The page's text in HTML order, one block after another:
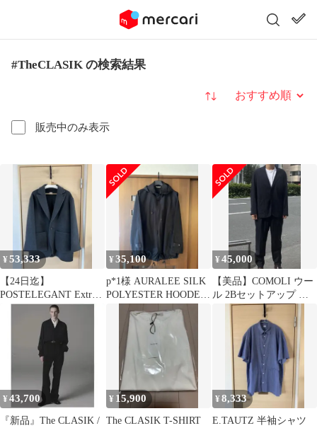
#TheCLASIK の検索結果
販売中のみ表示
並び替え
¥53,333
【24日迄】
POSTELEGANT Extra
Fine Wool Rever
¥35,100
p*1様 AURALEE SILK
POLYESTER HOODED
BLOUS
¥45,000
【美品】COMOLI ウー
ル 2Bセットアップ サ
イズ1
¥ 43,700
『新品』The CLASIK /
¥ 15,900
The CLASIK T-SHIRT
¥8,333
E.TAUTZ 半袖シャツ